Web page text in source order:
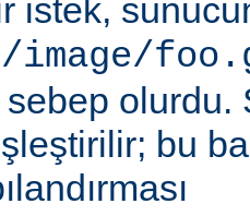
istek,
image/
olurdu.
bu